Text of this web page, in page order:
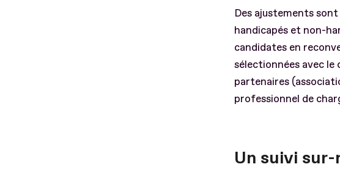
Des ajustements
handicapés et non-
candidates en
sélectionnées avec le
partenaires
professionnel de
Un suivi